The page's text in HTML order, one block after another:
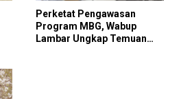
Perketat Pengawasan
Program MBG, Wabup
Lambar Ungkap Temuan